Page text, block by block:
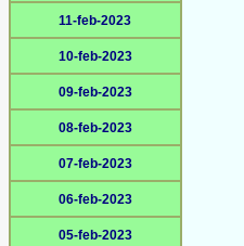
11-feb-2023
10-feb-2023
09-feb-2023
08-feb-2023
07-feb-2023
06-feb-2023
05-feb-2023